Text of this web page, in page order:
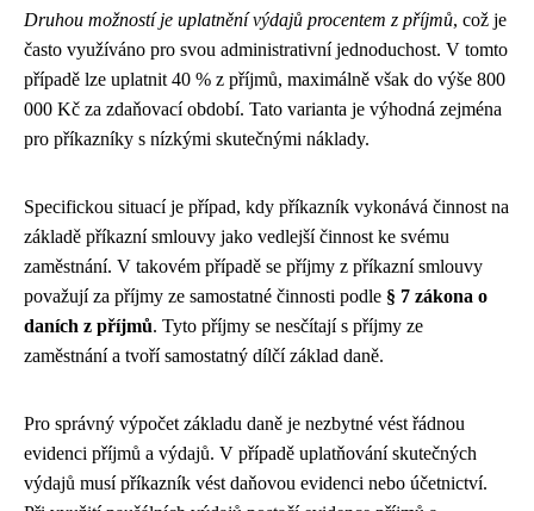
Druhou možností je uplatnění výdajů procentem z příjmů, což je
často využíváno pro svou administrativní jednoduchost. V tomto
případě lze uplatnit 40 % z příjmů, maximálně však do výše 800
000 Kč za zdaňovací období. Tato varianta je výhodná zejména
pro příkazníky s nízkými skutečnými náklady.
Specifickou situací je případ, kdy příkazník vykonává činnost na
základě příkazní smlouvy jako vedlejší činnost ke svému
zaměstnání. V takovém případě se příjmy z příkazní smlouvy
považují za příjmy ze samostatné činnosti podle § 7 zákona o
daních z příjmů. Tyto příjmy se nesčítají s příjmy ze
zaměstnání a tvoří samostatný dílčí základ daně.
Pro správný výpočet základu daně je nezbytné vést řádnou
evidenci příjmů a výdajů. V případě uplatňování skutečných
výdajů musí příkazník vést daňovou evidenci nebo účetnictví.